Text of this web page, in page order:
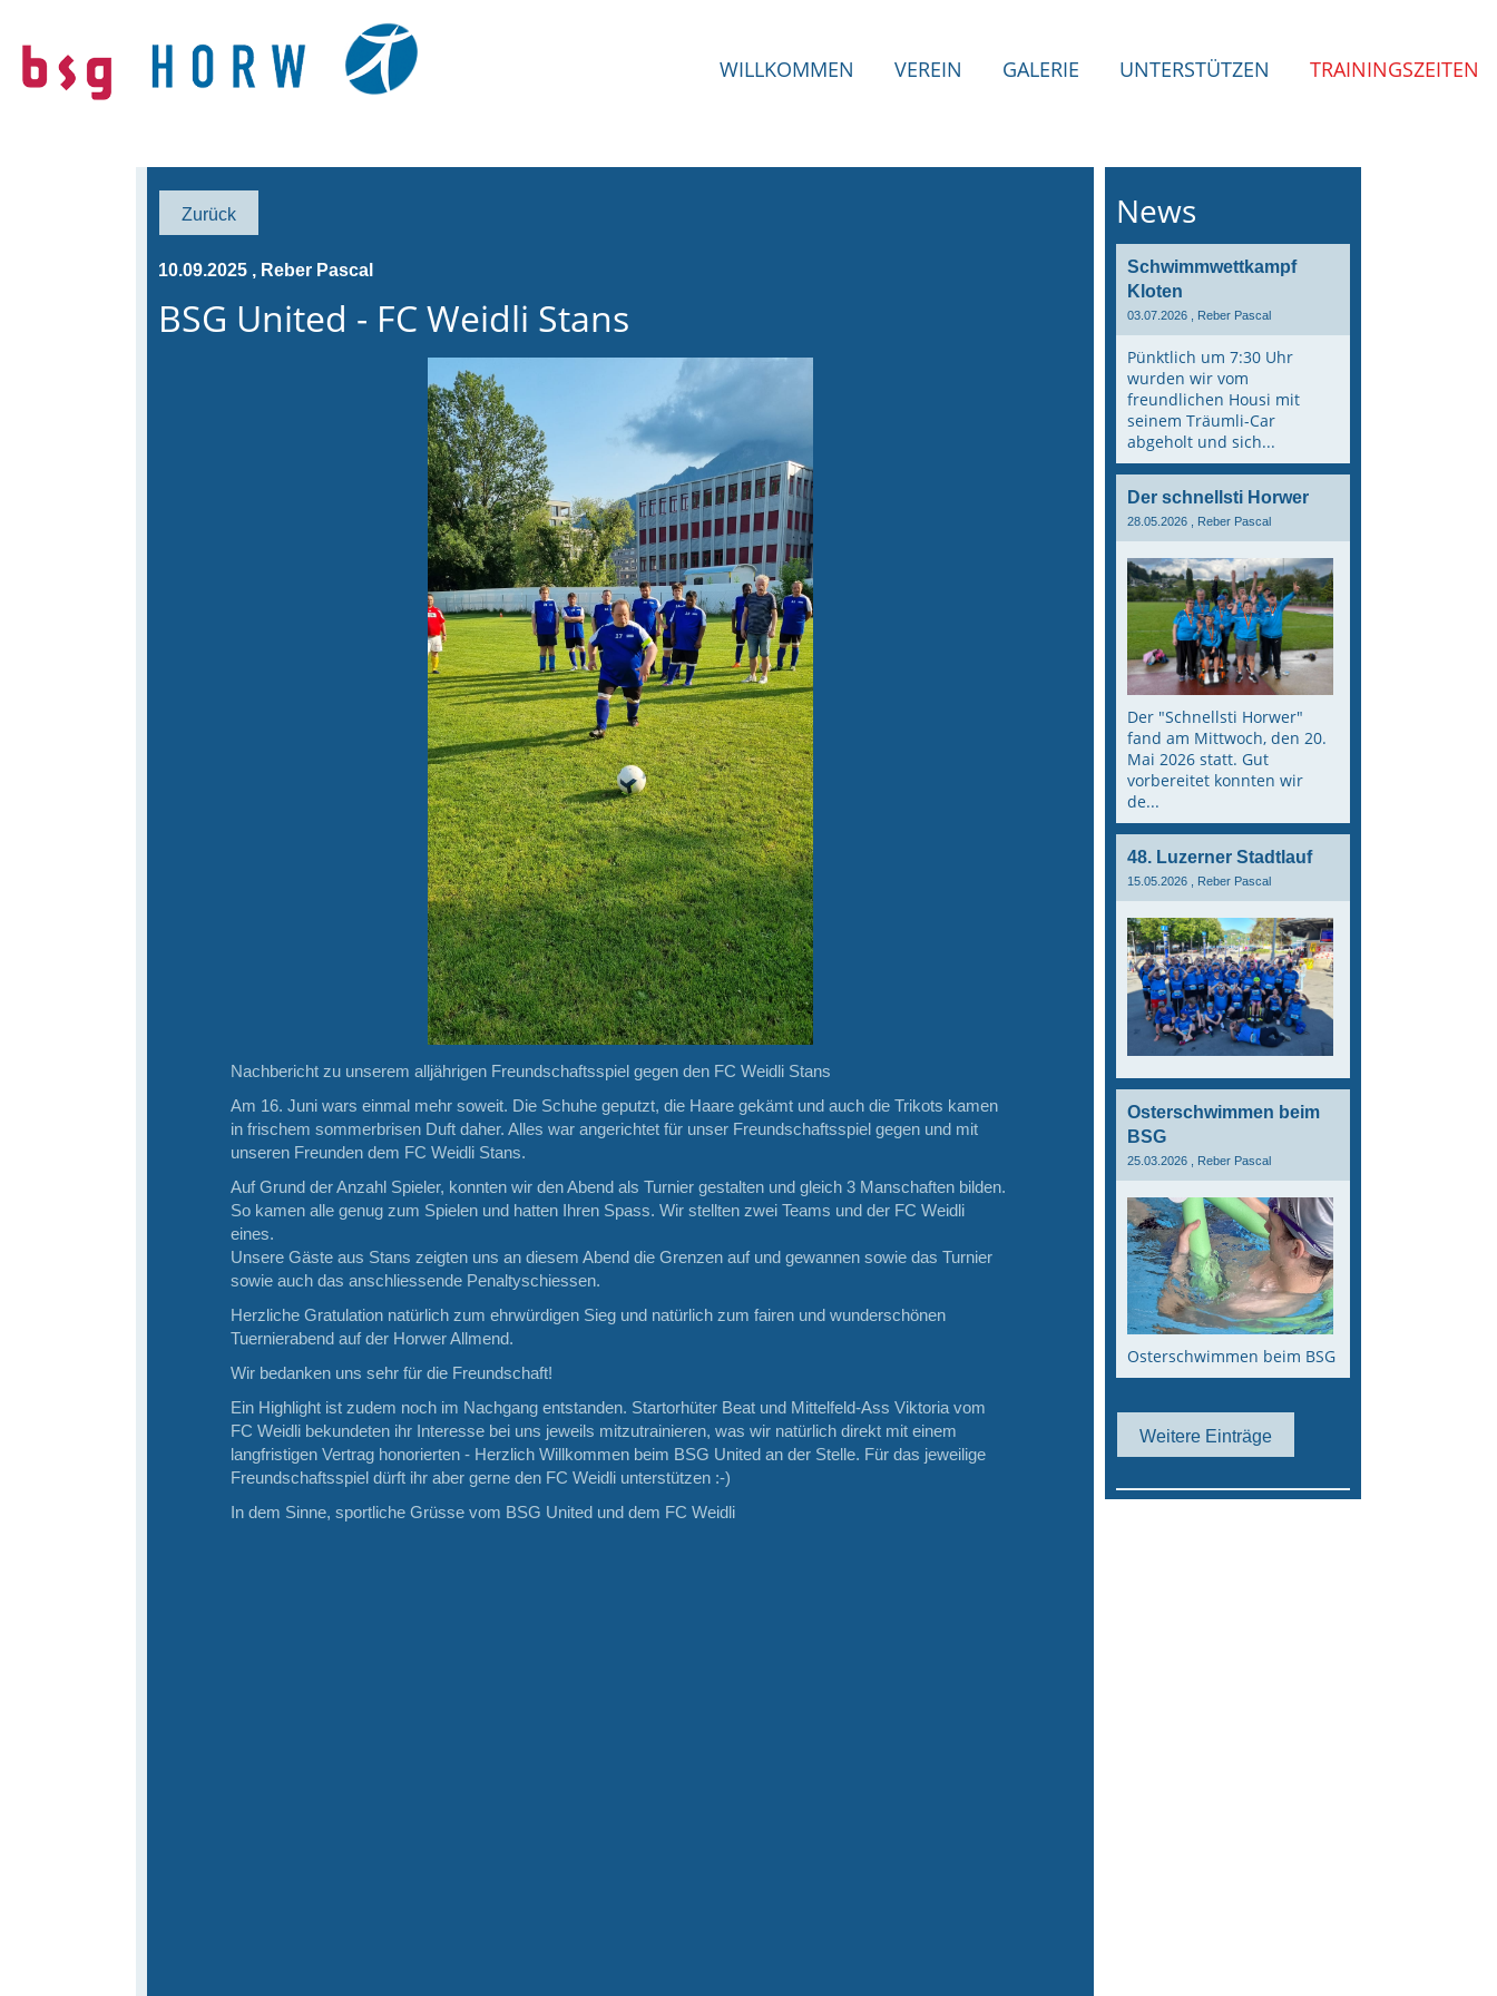
WILLKOMMEN VEREIN GALERIE UNTERSTÜTZEN TRAININGSZEITEN
Zurück
10.09.2025 , Reber Pascal
BSG United - FC Weidli Stans
Nachbericht zu unserem alljährigen Freundschaftsspiel gegen den FC Weidli Stans
Am 16. Juni wars einmal mehr soweit. Die Schuhe geputzt, die Haare gekämt und auch die Trikots kamen
in frischem sommerbrisen Duft daher. Alles war angerichtet für unser Freundschaftsspiel gegen und mit
unseren Freunden dem FC Weidli Stans.
Auf Grund der Anzahl Spieler, konnten wir den Abend als Turnier gestalten und gleich 3 Manschaften bilden.
So kamen alle genug zum Spielen und hatten Ihren Spass. Wir stellten zwei Teams und der FC Weidli
eines.
Unsere Gäste aus Stans zeigten uns an diesem Abend die Grenzen auf und gewannen sowie das Turnier
sowie auch das anschliessende Penaltyschiessen.
Herzliche Gratulation natürlich zum ehrwürdigen Sieg und natürlich zum fairen und wunderschönen
Tuernierabend auf der Horwer Allmend.
Wir bedanken uns sehr für die Freundschaft!
Ein Highlight ist zudem noch im Nachgang entstanden. Startorhüter Beat und Mittelfeld-Ass Viktoria vom
FC Weidli bekundeten ihr Interesse bei uns jeweils mitzutrainieren, was wir natürlich direkt mit einem
langfristigen Vertrag honorierten - Herzlich Willkommen beim BSG United an der Stelle. Für das jeweilige
Freundschaftsspiel dürft ihr aber gerne den FC Weidli unterstützen :-)
In dem Sinne, sportliche Grüsse vom BSG United und dem FC Weidli
News
Schwimmwettkampf
Kloten
03.07.2026 , Reber Pascal
Pünktlich um 7:30 Uhr
wurden wir vom
freundlichen Housi mit
seinem Träumli-Car
abgeholt und sich...
Der schnellsti Horwer
28.05.2026 , Reber Pascal
Der "Schnellsti Horwer"
fand am Mittwoch, den 20.
Mai 2026 statt. Gut
vorbereitet konnten wir
de...
48. Luzerner Stadtlauf
15.05.2026 , Reber Pascal
Osterschwimmen beim
BSG
25.03.2026 , Reber Pascal
Osterschwimmen beim BSG
Weitere Einträge